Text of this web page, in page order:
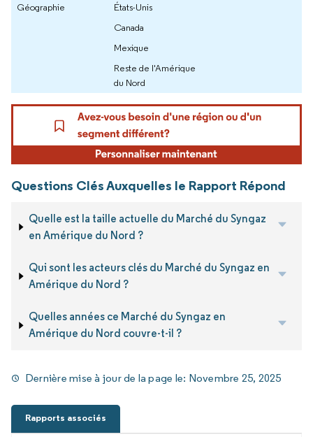
Géographie
États-Unis
Canada
Mexique
Reste de l'Amérique
du Nord
Questions Clés Auxquelles le Rapport Répond
Quelle est la taille actuelle du Marché du Syngaz
en Amérique du Nord ?
Qui sont les acteurs clés du Marché du Syngaz en
Amérique du Nord ?
Quelles années ce Marché du Syngaz en
Amérique du Nord couvre-t-il ?
Dernière mise à jour de la page le: Novembre 25, 2025
Rapports associés